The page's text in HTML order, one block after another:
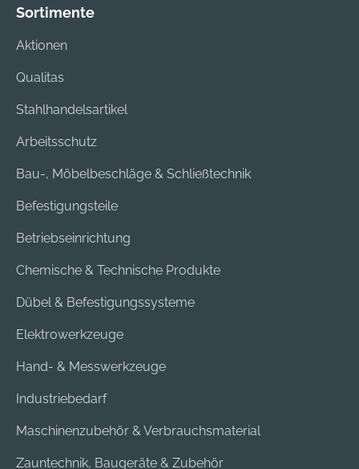
Sortimente
Aktionen
Qualitas
Stahlhandelsartikel
Arbeitsschutz
Bau-, Möbelbeschläge & Schließtechnik
Befestigungsteile
Betriebseinrichtung
Chemische & Technische Produkte
Dübel & Befestigungssysteme
Elektrowerkzeuge
Hand- & Messwerkzeuge
Industriebedarf
Maschinenzubehör & Verbrauchsmaterial
Zauntechnik, Baugeräte & Zubehör